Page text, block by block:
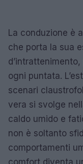
La conduzione è
che porta la sua
ogni puntata.
scenari
vera si svolge
caldo umido e
non è soltanto
comportamenti
comfort diventa